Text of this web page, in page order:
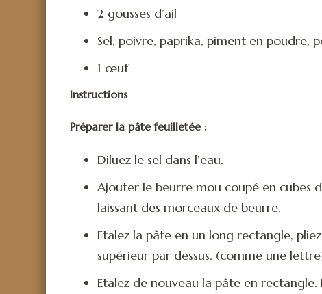
2 gousses d’ail
Sel, poivre, paprika, piment en poudre,
1 œuf
Instructions
Préparer la pâte feuilletée :
Diluez le sel dans l’eau.
Ajouter le beurre mou coupé en cubes
laissant des morceaux de beurre.
Etalez la pâte en un long rectangle,
supérieur par dessus. (comme une
Etalez de nouveau la pâte en rectangle.